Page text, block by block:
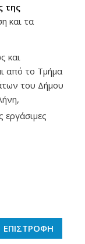
της
και τα
και
από το Τμήμα
του Δήµου
ΕΠΙΣΤΡΟΦΗ